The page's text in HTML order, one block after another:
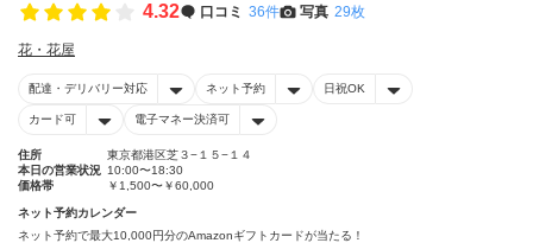
4.32 口コミ 36件 写真 29枚
花・花屋
配達・デリバリー対応 ネット予約 日祝OK
カード可 電子マネー決済可
住所
東京都港区芝３−１５−１４
本日の営業状況 10:00〜18:30
価格帯
￥1,500〜￥60,000
ネット予約カレンダー
ネット予約で最大10,000円分のAmazonギフトカードが当たる！